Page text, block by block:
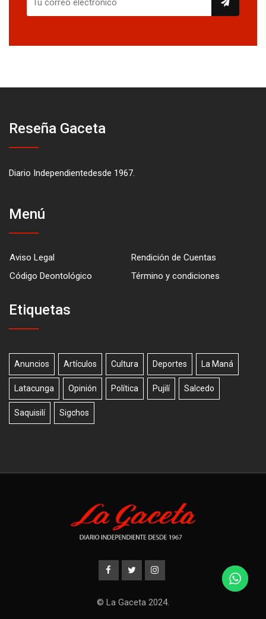
Reseña Gaceta
Diario Independientedesde 1967.
Menú
Aviso Legal
Rendición de Cuentas
Código Deontológico
Término y condiciones
Etiquetas
Anuncios Artículos Cultura Deportes La Maná
Latacunga Opinión Política Pujilí Salcedo
Saquisilí Sigchos
© La Gaceta 2024.